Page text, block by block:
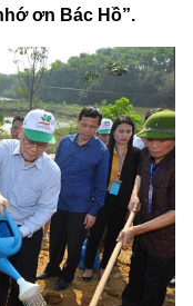
ơn Bác Hồ”.